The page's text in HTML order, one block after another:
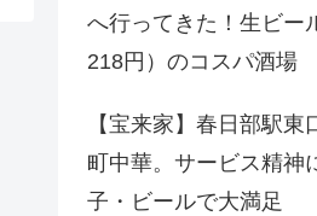
へ行ってきた！生ビー
218円）のコスパ酒場
【宝来家】春日部駅
町中華。サービス精神
子・ビールで大満足